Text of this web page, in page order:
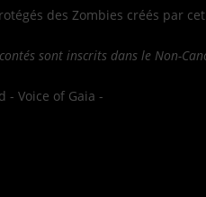
des Zombies créés par
sont inscrits dans le Non-